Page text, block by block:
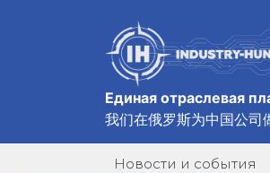
Единая отраслевая
我们在俄罗斯为中国公司
Новости и события